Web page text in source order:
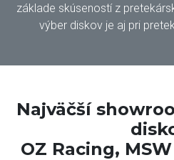
základe skúseností z
výber diskov je aj pri
Najväčší
OZ Racing,